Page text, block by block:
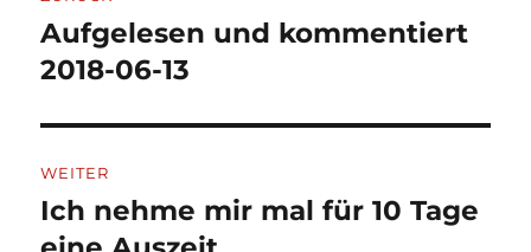
Vorheriger
Beitrag:
Aufgelesen und kommentiert
2018-06-13
WEITER
Nächster
Beitrag:
Ich nehme mir mal für 10 Tage